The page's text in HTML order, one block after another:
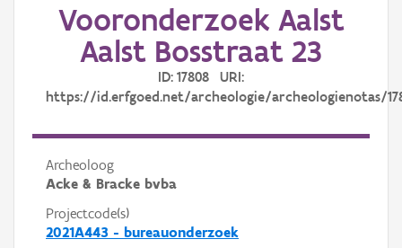
AanmeldenVooronderzoek Aalst
Aalst Bosstraat 23
ID: 17808 URI:
https://id.erfgoed.net/archeologie/archeologienotas/
Archeoloog
Acke & Bracke bvba
Projectcode(s)
2021A443 - bureauonderzoek